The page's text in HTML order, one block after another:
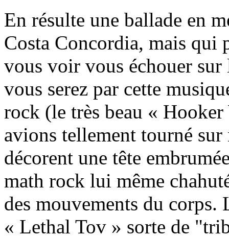
En résulte une ballade en
Costa Concordia, mais qui
vous voir vous échouer sur
vous serez par cette
rock (le très beau «
avions tellement tourné sur
décorent une tête
math rock lui même
des mouvements du
« Lethal Tov » sorte de